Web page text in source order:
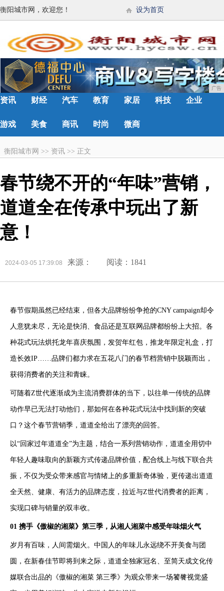
衡阳城市网，欢迎您！ 设为首页
广告
资讯 财经 汽车 教育 家居 科技 企业
游戏 美食 商讯 时尚 微商
衡阳城市网 >> 资讯 >> 正文
春节绕不开的“年味”营销，
道道全在传承中玩出了新
意！
2024-03-05 17:39:08 来源： 阅读：1841
春节假期虽然已经结束，但各大品牌纷纷争抢的CNY campaign却令
人意犹未尽，无论是快消、食品还是互联网品牌都纷纷上大招。各
种花式玩法烘托龙年喜庆氛围，发贺年红包，推龙年限定礼盒，打
造长效IP……品牌们都力求在五花八门的春节档营销中脱颖而出，
获得消费者的关注和青睐。
可随着Z世代逐渐成为主流消费群体的当下，以往单一传统的品牌
动作早已无法打动他们，那如何在各种花式玩法中找到新的突破
口？这个春节营销季，道道全给出了漂亮的回答。
以“回家过年道道全”为主题，结合一系列营销动作，道道全用切中
年轻人趣味取向的新颖方式传递品牌价值，配合线上与线下联合共
振，不仅为受众带来感官与情绪上的多重新奇体验，更传递出道道
全天然、健康、有活力的品牌态度，拉近与Z世代消费者的距离，
实现口碑与销量的双丰收。
01 携手《傲椒的湘菜》第三季，从湘人湘菜中感受年味烟火气
岁月有百味，人间需烟火。中国人的年味儿永远绕不开美食与团
圆，在新春佳节即将到来之际，道道全独家冠名、至简天成文化传
媒联合出品的《傲椒的湘菜 第三季》为观众带来一场饕餮视觉盛